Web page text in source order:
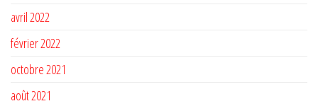
avril 2022
février 2022
octobre 2021
août 2021